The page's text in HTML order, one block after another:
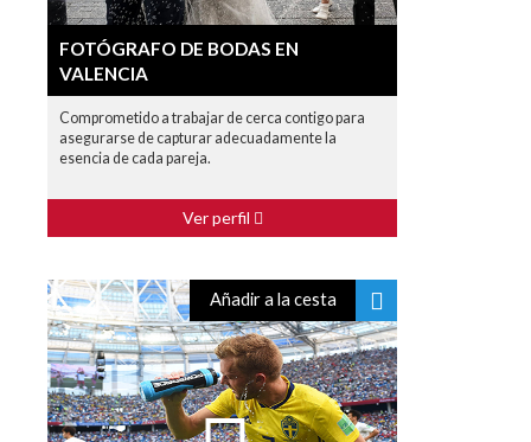
FOTÓGRAFO DE BODAS EN
VALENCIA
Comprometido a trabajar de cerca contigo para
asegurarse de capturar adecuadamente la
esencia de cada pareja.
Ver perfil
Añadir a la cesta